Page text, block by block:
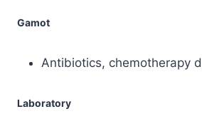
Gamot
Antibiotics, chemotherapy
Laboratory